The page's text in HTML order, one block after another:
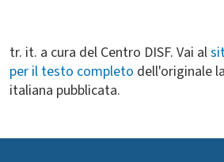
tr. it. a cura del Centro DISF. Vai al
per il testo completo dell'originale
italiana pubblicata.